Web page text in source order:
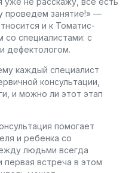
проведем занятие!» —
и к Томатис-
со специалистами: с
дефектологом.
каждый специалист
консультации,
и можно ли этот этап
помогает
и ребенка со
людьми всегда
первая встреча в этом